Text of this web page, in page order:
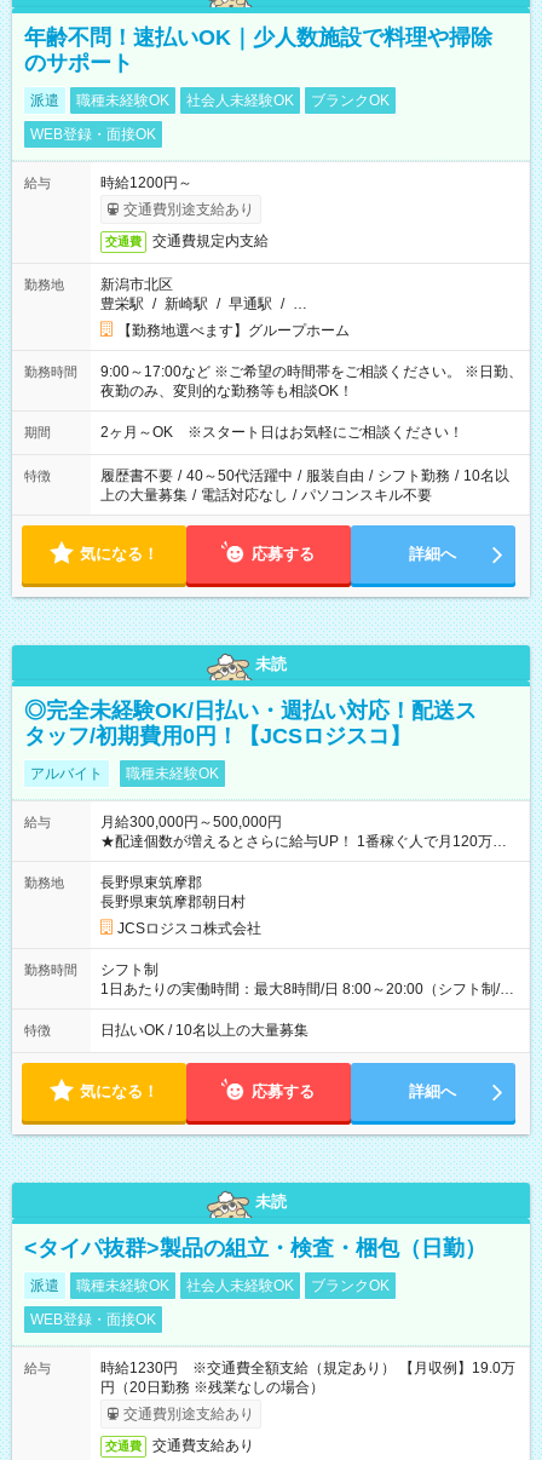
年齢不問！速払いOK｜少人数施設で料理や掃除
のサポート
派遣 職種未経験OK 社会人未経験OK
ブランクOK
WEB登録・面接OK
給与
時給1200円～
交通費別途支給あり
交通費 交通費規定内支給
勤務地
新潟市北区
豊栄駅 / 新崎駅 / 早通駅 / …
【勤務地選べます】グループホーム
勤務時間
9:00～17:00など ※ご希望の時間帯をご相談ください。 ※日勤、
夜勤のみ、変則的な勤務等も相談OK！
期間 2ヶ月～OK ※スタート日はお気軽にご相談ください！
特徴 履歴書不要 / 40～50代活躍中 / 服装自由 / シフト勤務 / 10名以
上の大量募集 / 電話対応なし / パソコンスキル不要
気になる！ 応募する 詳細へ
未読
◎完全未経験OK/日払い・週払い対応！配送ス
タッフ/初期費用0円！【JCSロジスコ】
アルバイト 職種未経験OK
給与
月給300,000円～500,000円
★配達個数が増えるとさらに給与UP！ 1番稼ぐ人で月120万ほ
ど！ ・主要都市エリア 月収55万円／週5日稼働 月収65万~112
万円／週6日稼働 ・地方郊外エリア 月収40万円／週5日稼働 月
収40万円~50万円／週6日稼働 ＜モデルイメージ＞ ■月収50万
円 (27歳男性/江東区在住)※元建築関係 1日150個配達×25日勤務
(日休み) ■月収80万円(43歳男性/墨田区在住)※元営業 1日200個
勤務地
長野県東筑摩郡
長野県東筑摩郡朝日村
JCSロジスコ株式会社
勤務時間
シフト制
1日あたりの実働時間：最大8時間/日 8:00～20:00（シフト制/実
働8時間） ※週5日勤務（場所次第では週4も有り） ※配達状況
によって時間外での勤務可能性有り ※案件により多少の前後あ
特徴 日払いOK / 10名以上の大量募集
気になる！ 応募する 詳細へ
未読
<タイパ抜群>製品の組立・検査・梱包（日勤）
派遣 職種未経験OK 社会人未経験OK
ブランクOK
WEB登録・面接OK
給与
時給1230円 ※交通費全額支給（規定あり） 【月収例】19.0万
円（20日勤務 ※残業なしの場合）
交通費別途支給あり
交通費 交通費支給あり